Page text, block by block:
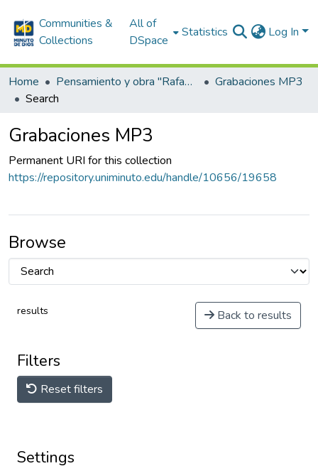
Communities &
Collections
All of
DSpace
Statistics Log In
Home Pensamiento y obra "Rafael García-Herreros"
Grabaciones MP3
Search
Grabaciones MP3
Permanent URI for this collection
https://repository.uniminuto.edu/handle/10656/19658
Browse
results Back to results
Filters
Reset filters
Settings